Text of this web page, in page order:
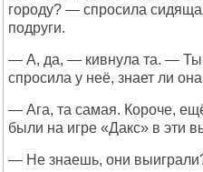
городу? — спросила
подруги.
— А, да, — кивнула та. — Ты
спросила у неё, знает ли
— Ага, та самая. Короче,
были на игре «Дакс» в эти
— Не знаешь, они